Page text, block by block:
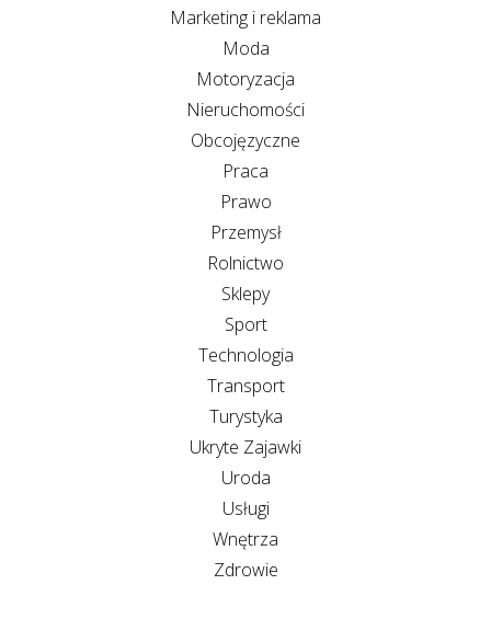
Marketing i reklama
Moda
Motoryzacja
Nieruchomości
Obcojęzyczne
Praca
Prawo
Przemysł
Rolnictwo
Sklepy
Sport
Technologia
Transport
Turystyka
Ukryte Zajawki
Uroda
Usługi
Wnętrza
Zdrowie